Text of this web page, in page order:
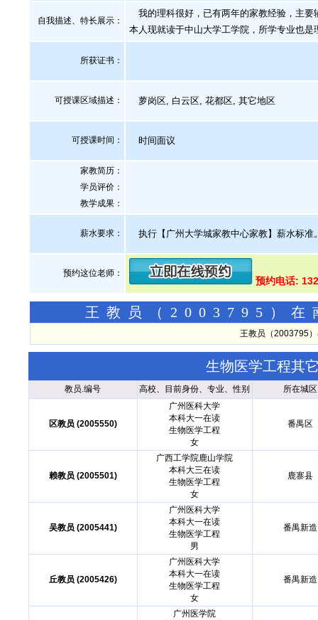
自我描述、特长展示 ：
我的理科很好，已有两年的家教经验，主要
本人现就读于中山大学工学院，所学专业也
所获证书 ：
可授课区域描述： 萝岗区, 白云区, 花都区, 其它地区
可授课时间： 时间面议
家教简历：
学员评价：
教学成果：
薪水要求： 执行【广州大学城家教中心家教】薪水标准
预约这位老师：
预约电话:
王教员（2003795）在
王教员（2003795
生物医学工程其
教员.编号 高校、目前身份、专业、性别 所在城区
区教员 (2005550)
广州医科大学
本科大一在读
生物医学工程
女
番禺区
赖教员 (2005501)
广西工学院鹿山学院
本科大三在读
生物医学工程
女
鹿寨县
吴教员 (2005441)
广州医科大学
本科大一在读
生物医学工程
男
番禺新造
丘教员 (2005426)
广州医科大学
本科大一在读
生物医学工程
女
番禺新造
广州医学院